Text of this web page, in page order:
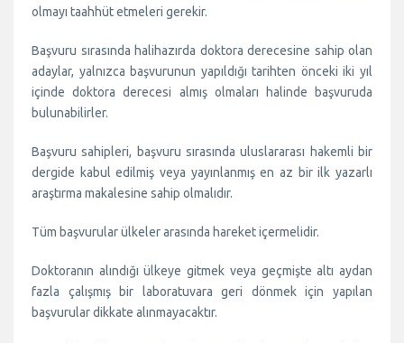
olmayı taahhüt etmeleri gerekir.
Başvuru sırasında halihazırda doktora derecesine sahip olan
adaylar, yalnızca başvurunun yapıldığı tarihten önceki iki yıl
içinde doktora derecesi almış olmaları halinde başvuruda
bulunabilirler.
Başvuru sahipleri, başvuru sırasında uluslararası hakemli bir
dergide kabul edilmiş veya yayınlanmış en az bir ilk yazarlı
araştırma makalesine sahip olmalıdır.
Tüm başvurular ülkeler arasında hareket içermelidir.
Doktoranın alındığı ülkeye gitmek veya geçmişte altı aydan
fazla çalışmış bir laboratuvara geri dönmek için yapılan
başvurular dikkate alınmayacaktır.